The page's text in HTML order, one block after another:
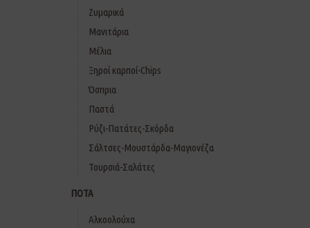
Ζυμαρικά
Μανιτάρια
Μέλια
Ξηροί καρποί-Chips
Όσπρια
Παστά
Ρύζι-Πατάτες-Σκόρδα
Σάλτσες-Μουστάρδα-Μαγιονέζα
Τουρσιά-Σαλάτες
ΠΟΤΑ
Αλκοολούχα